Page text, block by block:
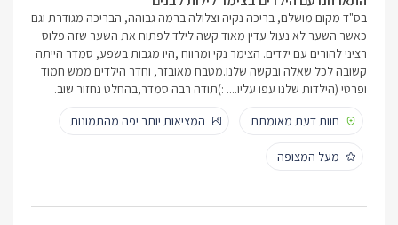
בס"ד מקום מושלם, בריכה נקיה וצלולה ברמה גבוהה, הבריכה מגודרת וגם
כאשר השער לא נעול עדין מאוד קשה לילד לפתוח את השער שזה פלוס
רציני להורים עם ילדים. הצימר נקי ומרווח ,היו מגבות בשפע, סמדר הייתה
קשובה לכל שאלה ובקשה שלנו.מטבח מאובזר, וחדר הילדים ממש חמוד
ופרטי (הילדות שלנו עפו עליו.... :)תודה רבה סמדר,בהחלט נחזור שוב.
חוות דעת מאומתת
המציאות יותר יפה מהתמונות
מעל המצופה